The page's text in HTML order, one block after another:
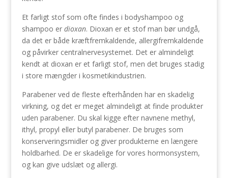
Et farligt stof som ofte findes i bodyshampoo og
shampoo er dioxan. Dioxan er et stof man bør undgå,
da det er både kræftfremkaldende, allergifremkaldende
og påvirker centralnervesystemet. Det er almindeligt
kendt at dioxan er et farligt stof, men det bruges stadig
i store mængder i kosmetikindustrien.
Parabener ved de fleste efterhånden har en skadelig
virkning, og det er meget almindeligt at finde produkter
uden parabener. Du skal kigge efter navnene methyl,
ithyl, propyl eller butyl parabener. De bruges som
konserveringsmidler og giver produkterne en længere
holdbarhed. De er skadelige for vores hormonsystem,
og kan give udslæt og allergi.